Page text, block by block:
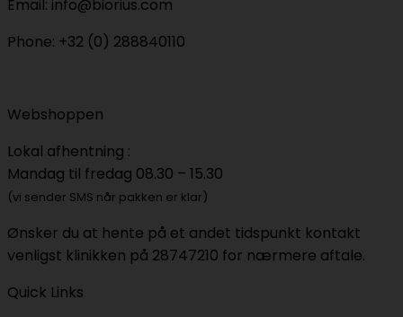
Email: info@biorius.com
Phone: +32 (0) 288840110
Webshoppen
Lokal afhentning :
Mandag til fredag 08.30 – 15.30
(vi sender SMS når pakken er klar)
Ønsker du at hente på et andet tidspunkt kontakt
venligst klinikken på 28747210 for nærmere aftale.
Quick Links